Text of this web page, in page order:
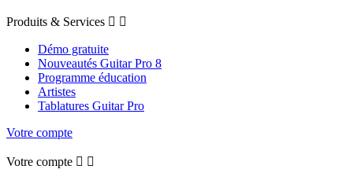
Produits & Services  
Démo gratuite
Nouveautés Guitar Pro 8
Programme éducation
Artistes
Tablatures Guitar Pro
Votre compte
Votre compte  